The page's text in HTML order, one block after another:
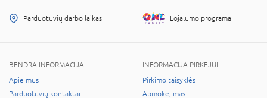
Parduotuvių darbo laikas Lojalumo programa
BENDRA INFORMACIJA
Apie mus
Parduotuvių kontaktai
INFORMACIJA PIRKĖJUI
Pirkimo taisyklės
Apmokėjimas